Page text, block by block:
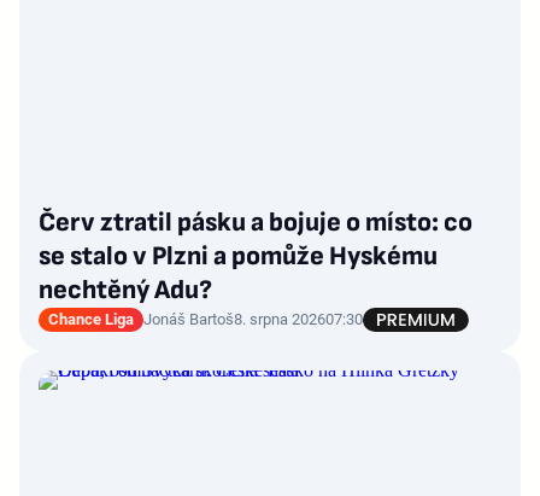
Červ ztratil pásku a bojuje o místo: co
se stalo v Plzni a pomůže Hyskému
nechtěný Adu?
Chance Liga Jonáš Bartoš8. srpna 202607:30